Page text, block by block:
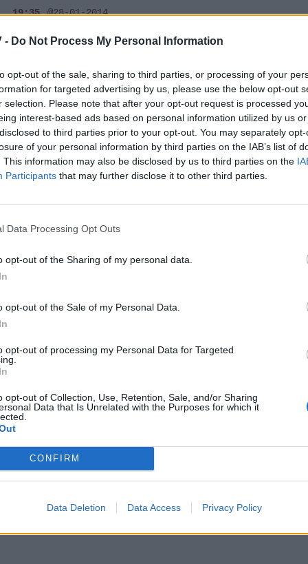
- Do Not Process My Personal Information
opt-out of the sale, sharing to third parties, or processing of your
for targeted advertising by us, please use the below opt-out
selection. Please note that after your opt-out request is processed
interest-based ads based on personal information utilized by us
to third parties prior to your opt-out. You may separately
of your personal information by third parties on the IAB’s list of
This information may also be disclosed by us to third parties on the
Participants that may further disclose it to other third parties.
Data Processing Opt Outs
opt-out of the Sharing of my personal data.
opt-out of the Sale of my Personal Data.
opt-out of processing my Personal Data for Targeted
opt-out of Collection, Use, Retention, Sale, and/or Sharing
Data that Is Unrelated with the Purposes for which it
CONFIRM
Data Deletion Data Access Privacy Policy
19:35 @28-01-2014
SHOWBIZ
Stan: «Μπορεί να είχα ανασφάλειες όσον
αφορά τα καλλιτεχνικά, αλλά ποτέ για
ό,τι έχει να κάνει με την εικόνα μου»
02:47 @06-11-2013
SHOWBIZ
καλλιτεχνικά στο επίπεδο του καλλιτέχνη
19:15 @11-10-2013
Μίνα Ορφανού: «Αν ήμουν ήρωας θα
ήμουν ο Μπομπ Σφουγγαράκης»
20:02 @11-04-2013